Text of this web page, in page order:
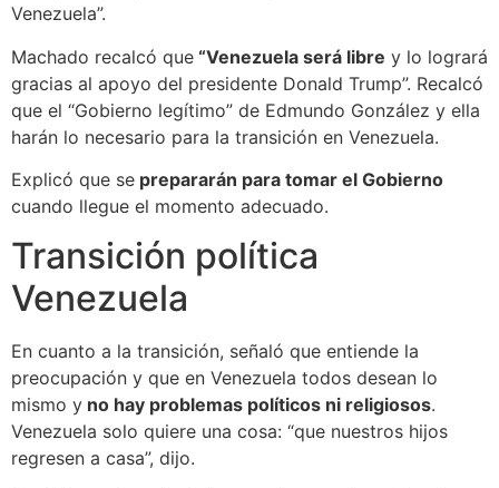
Venezuela”.
Machado recalcó que “Venezuela será libre y lo logrará
gracias al apoyo del presidente Donald Trump”. Recalcó
que el “Gobierno legítimo” de Edmundo González y ella
harán lo necesario para la transición en Venezuela.
Explicó que se prepararán para tomar el Gobierno
cuando llegue el momento adecuado.
Transición política
Venezuela
En cuanto a la transición, señaló que entiende la
preocupación y que en Venezuela todos desean lo
mismo y no hay problemas políticos ni religiosos.
Venezuela solo quiere una cosa: “que nuestros hijos
regresen a casa”, dijo.